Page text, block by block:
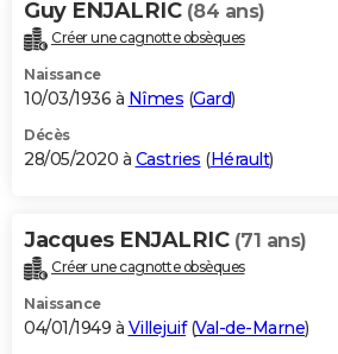
Guy ENJALRIC (84 ans)
Créer une cagnotte obsèques
Naissance
10/03/1936 à Nîmes (Gard)
Décès
28/05/2020 à Castries (Hérault)
Jacques ENJALRIC (71 ans)
Créer une cagnotte obsèques
Naissance
04/01/1949 à Villejuif(Val-de-Marne)